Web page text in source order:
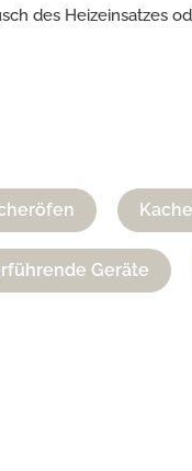
des Heizeinsatzes
Geräte